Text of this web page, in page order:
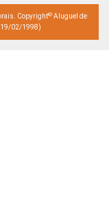
Copyright© Aluguel de
19/02/1998)